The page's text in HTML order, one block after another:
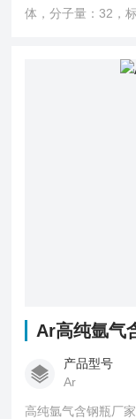
体，分子量：32，
Ar高纯氩气
产品型号
Ar
高纯氩气含钢瓶厂